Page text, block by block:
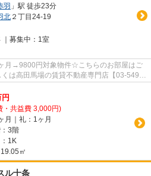
羽 」駅 徒歩23分
北 ２丁目24-19
募集中： 1室
月→9800円対象物件☆こちらのお部屋はご
は高田馬場の賃貸不動産専門店【03-5497-
円
・共益費 3,000円)
月｜礼：1ヶ月
3階
1K
㎡
ル十条